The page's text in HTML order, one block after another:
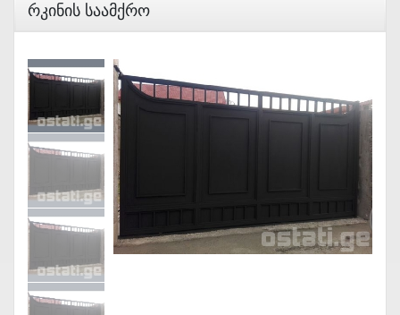
Რკინის Საამქრო